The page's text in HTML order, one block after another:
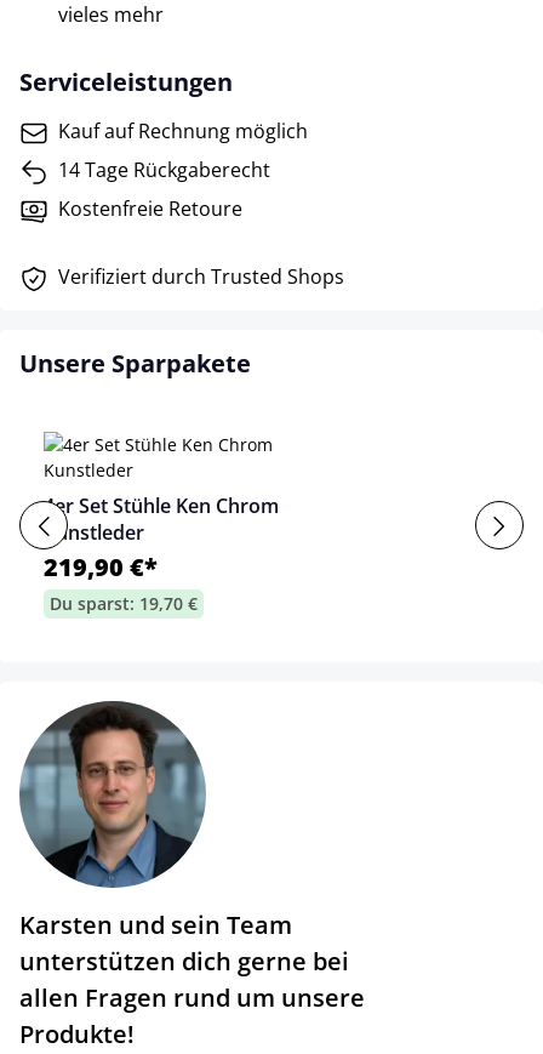
vieles mehr
Serviceleistungen
Kauf auf Rechnung möglich
14 Tage Rückgaberecht
Kostenfreie Retoure
Verifiziert durch Trusted Shops
Unsere Sparpakete
4er Set Stühle Ken Chrom
Kunstleder
219,90 €*
Du sparst: 19,70 €
Karsten und sein Team
unterstützen dich gerne bei
allen Fragen rund um unsere
Produkte!